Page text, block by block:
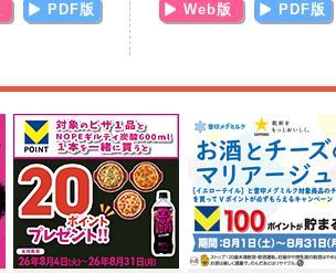
PDF版 Web版 PDF版